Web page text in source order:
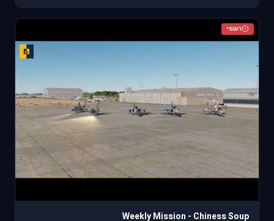
רשמי
Weekly Mission - Chiness Soup